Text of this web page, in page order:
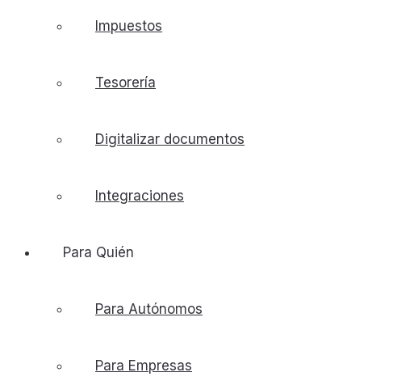
Impuestos
Tesorería
Digitalizar documentos
Integraciones
Para Quién
Para Autónomos
Para Empresas